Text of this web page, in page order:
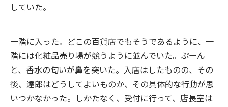
していた。
一階に入った。どこの百貨店でもそうであるように、一
階には化粧品売り場が競うように並んでいた。ぷーん
と、香水の匂いが鼻を突いた。入店はしたものの、その
後、達郎はどうしてよいものか、その具体的な行動が思
いつかなかった。しかたなく、受付に行って、店長室は